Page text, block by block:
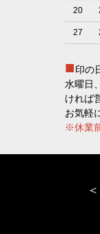
20
27
■印の
水曜日
ければ
お気軽
※休業